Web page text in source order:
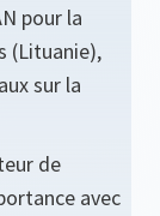
pour la
(Lituanie),
sur la
de
avec